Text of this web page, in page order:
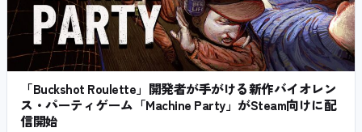
「Buckshot Roulette」開発者が手がける新作バイオレン
ス・パーティゲーム「Machine Party」がSteam向けに配
信開始